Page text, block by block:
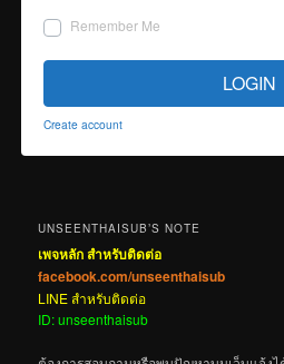
Remember Me
LOGIN
Create account
UNSEENTHAISUB’S NOTE
เพจหลัก สำหรับติดต่อ
facebook.com/unseenthaisub
LINE สำหรับติดต่อ
ID: unseenthaisub